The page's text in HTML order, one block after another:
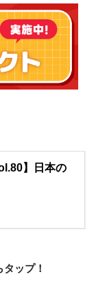
】日本の
ップ！